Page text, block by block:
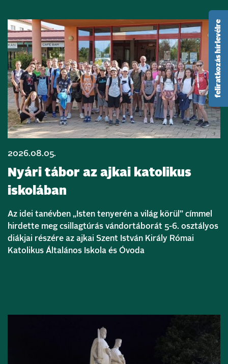
2026.08.05.
Nyári tábor az ajkai katolikus
iskolában
Az idei tanévben „Isten tenyerén a világ körül” címmel
hirdette meg csillagtúrás vándortáborát 5-6. osztályos
diákjai részére az ajkai Szent István Király Római
Katolikus Általános Iskola és Óvoda
feliratkozás hírlevélre